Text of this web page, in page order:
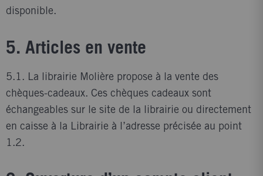
disponible.
5. Articles en vente
5.1. La librairie Molière propose à la vente des
chèques-cadeaux. Ces chèques cadeaux sont
échangeables sur le site de la librairie ou directement
en caisse à la Librairie à l’adresse précisée au point
1.2.